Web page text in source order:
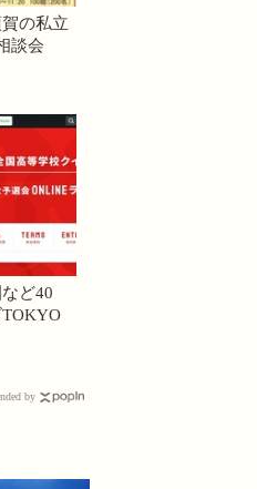
賀の私立
談会
ど40
by